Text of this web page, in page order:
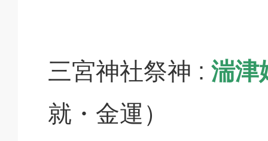
三宮神社祭神 : 湍津
就・金運）